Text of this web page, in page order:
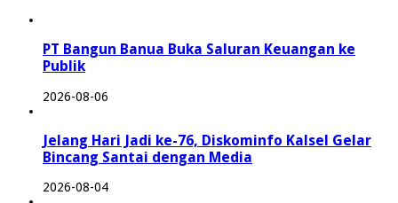
PT Bangun Banua Buka Saluran Keuangan ke
Publik
2026-08-06
Jelang Hari Jadi ke-76, Diskominfo Kalsel Gelar
Bincang Santai dengan Media
2026-08-04